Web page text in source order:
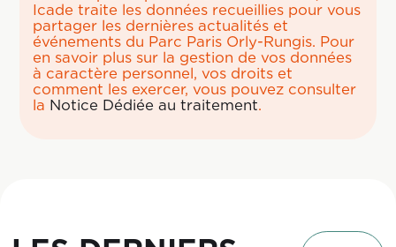
Icade traite les données recueillies pour vous
partager les dernières actualités et
événements du Parc Paris Orly-Rungis. Pour
en savoir plus sur la gestion de vos données
à caractère personnel, vos droits et
comment les exercer, vous pouvez consulter
la Notice Dédiée au traitement.